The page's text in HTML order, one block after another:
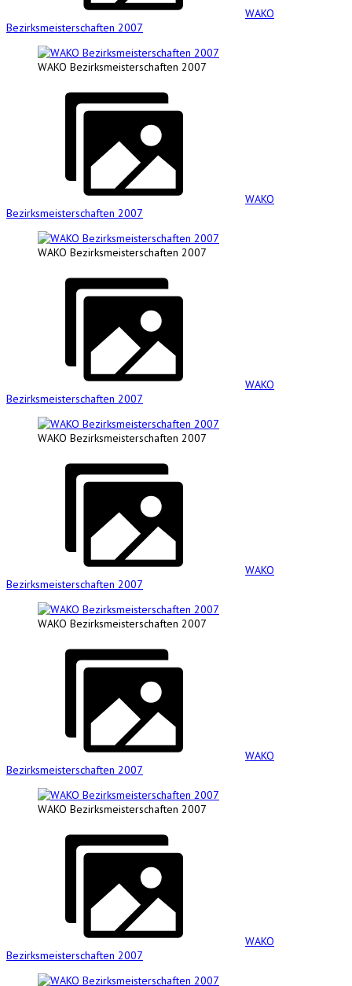
WAKO
Bezirksmeisterschaften 2007
WAKO Bezirksmeisterschaften 2007
WAKO
Bezirksmeisterschaften 2007
WAKO Bezirksmeisterschaften 2007
WAKO
Bezirksmeisterschaften 2007
WAKO Bezirksmeisterschaften 2007
WAKO
Bezirksmeisterschaften 2007
WAKO Bezirksmeisterschaften 2007
WAKO
Bezirksmeisterschaften 2007
WAKO Bezirksmeisterschaften 2007
WAKO
Bezirksmeisterschaften 2007